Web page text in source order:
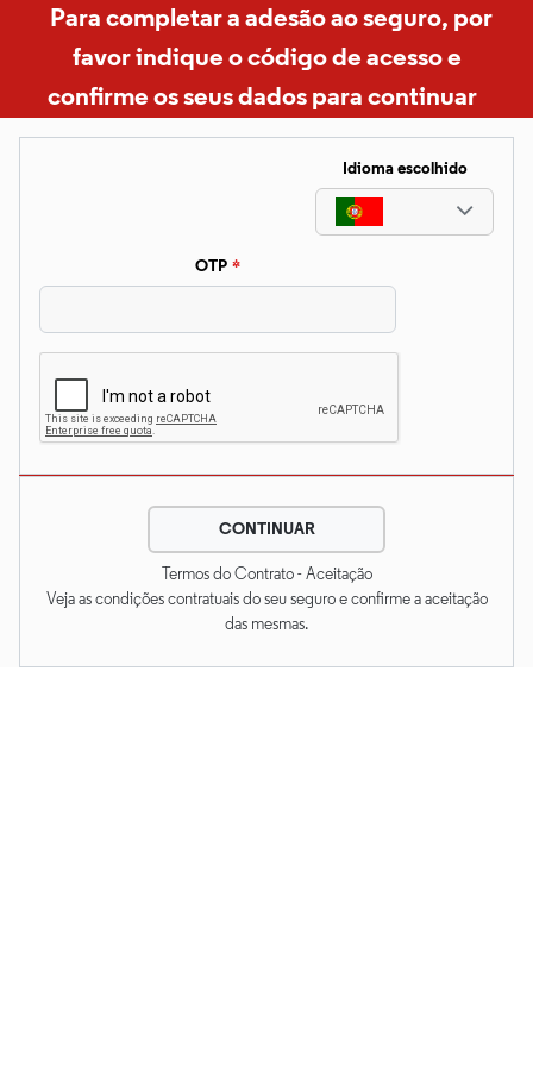
Para completar a adesão ao seguro, por
favor indique o código de acesso e
confirme os seus dados para continuar
Idioma escolhido
OTP
Termos do Contrato - Aceitação
Veja as condições contratuais do seu seguro e confirme a aceitação
das mesmas.